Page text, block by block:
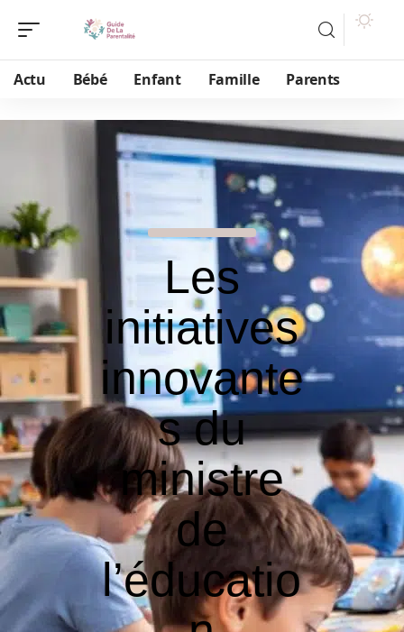
Actu Bébé Enfant Famille Parents
Les
initiatives
innovante
s du
ministre
de
l’éducatio